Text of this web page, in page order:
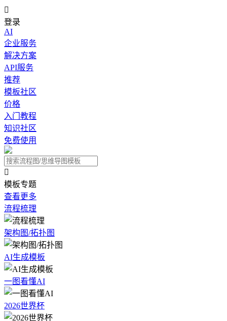

登录
AI
企业服务
解决方案
API服务
推荐
模板社区
价格
入门教程
知识社区
免费使用

模板专题
查看更多
流程梳理
架构图/拓扑图
AI生成模板
一图看懂AI
2026世界杯